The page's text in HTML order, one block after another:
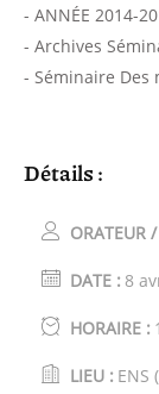
- ANNÉE 2014-
- Archives
- Séminaire Des
Détails :
ORATEUR
DATE : 8
HORAIRE :
LIEU :